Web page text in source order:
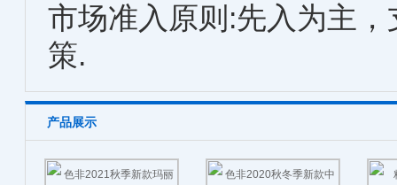
市场准入原则:先入为主
策.
产品展示